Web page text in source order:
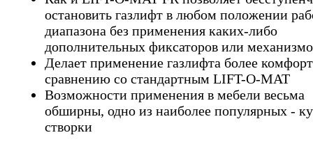
остановить газлифт в любом положении
диапазона без применения каких-либо
дополнительных фиксаторов или
Делает применение газлифта более
сравнению со стандартным LIFT-O-MAT
Возможности применения в мебели весьма
обширны, одно из наиболее популярных -
створки